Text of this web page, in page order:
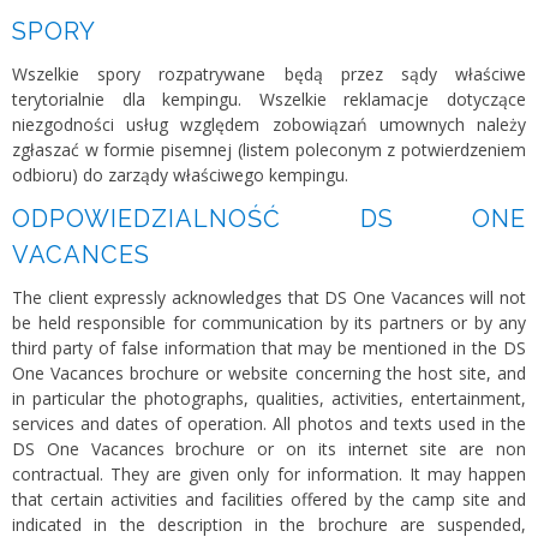
SPORY
Wszelkie spory rozpatrywane będą przez sądy właściwe
terytorialnie dla kempingu. Wszelkie reklamacje dotyczące
niezgodności usług względem zobowiązań umownych należy
zgłaszać w formie pisemnej (listem poleconym z potwierdzeniem
odbioru) do zarządy właściwego kempingu.
ODPOWIEDZIALNOŚĆ DS ONE
VACANCES
The client expressly acknowledges that DS One Vacances will not
be held responsible for communication by its partners or by any
third party of false information that may be mentioned in the DS
One Vacances brochure or website concerning the host site, and
in particular the photographs, qualities, activities, entertainment,
services and dates of operation. All photos and texts used in the
DS One Vacances brochure or on its internet site are non
contractual. They are given only for information. It may happen
that certain activities and facilities offered by the camp site and
indicated in the description in the brochure are suspended,